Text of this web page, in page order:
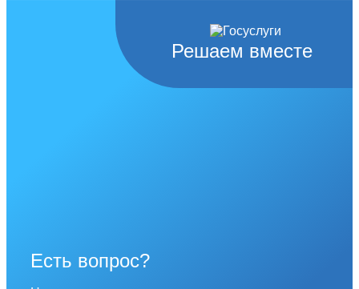
Решаем вместе
Есть вопрос?